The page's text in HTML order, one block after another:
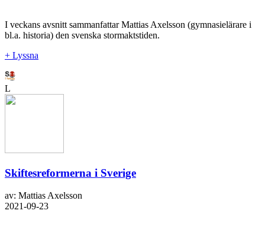
I veckans avsnitt sammanfattar Mattias Axelsson (gymnasielärare i
bl.a. historia) den svenska stormaktstiden.
+ Lyssna
L
Skiftesreformerna i Sverige
av: Mattias Axelsson
2021-09-23